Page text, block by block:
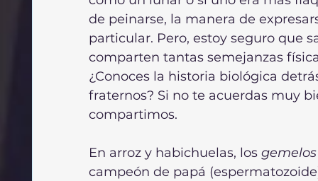
de peinarse, la manera de
particular. Pero, estoy seguro que
comparten tantas semejanzas
¿Conoces la historia biológica
fraternos? Si no te acuerdas muy
compartimos.
En arroz y habichuelas, los
campeón de papá